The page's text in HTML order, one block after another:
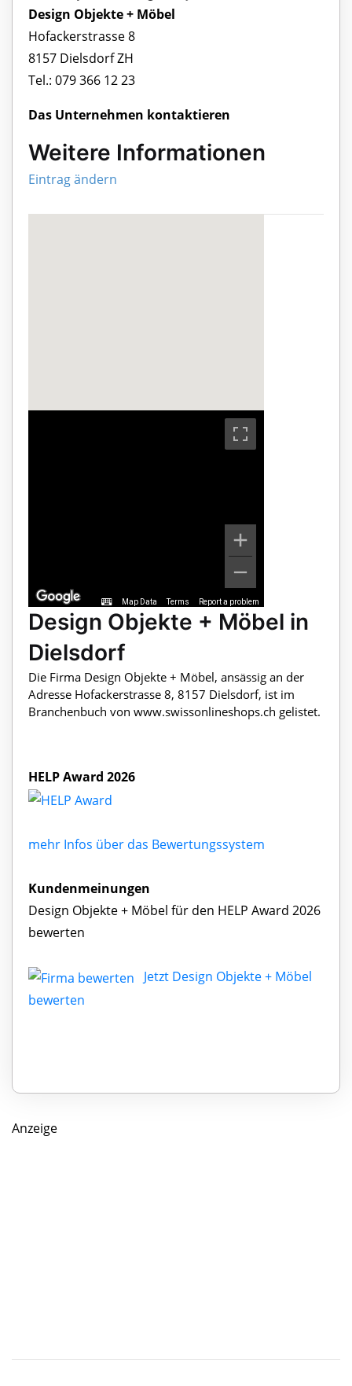
Design Objekte + Möbel
Hofackerstrasse 8
8157 Dielsdorf ZH
Tel.: 079 366 12 23
Das Unternehmen kontaktieren
Weitere Informationen
Eintrag ändern
Map Data Terms Report a problem
Design Objekte + Möbel in
Dielsdorf
Die Firma Design Objekte + Möbel, ansässig an der
Adresse Hofackerstrasse 8, 8157 Dielsdorf, ist im
Branchenbuch von www.swissonlineshops.ch gelistet.
HELP Award 2026
mehr Infos über das Bewertungssystem
Kundenmeinungen
Design Objekte + Möbel für den HELP Award 2026
bewerten
Jetzt Design Objekte + Möbel
bewerten
Anzeige